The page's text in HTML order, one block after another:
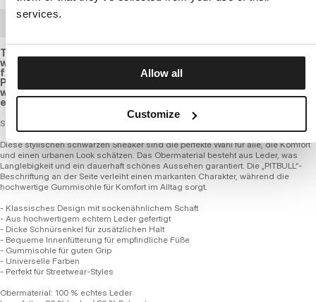
services.
Allow all
Customize
These stylish white sneakers are the perfect choice for those
who value comfort and an urban look. the upper is crafted
from leather, ensuring durability and a long-lasting look. the
PITBULL lettering on the side adds a distinctive character,
while the high-quality rubber sole ensures comfort for
everyday wear.
Schuhe HOOPER
Diese stylischen schwarzen Sneaker sind die perfekte Wahl für alle, die Komfort
und einen urbanen Look schätzen. Das Obermaterial besteht aus Leder, was
Langlebigkeit und ein dauerhaft schönes Aussehen garantiert. Die „PITBULL“-
Beschriftung an der Seite verleiht einen markanten Charakter, während die
hochwertige Gummisohle für Komfort im Alltag sorgt.
- Klassisches Design mit sockenähnlichem Schaft
- Aus hochwertigem echtem Leder gefertigt
- Dicke Schnürsenkel für zusätzlichen Halt
- Bequeme Innenfütterung für empfindliche Füße
- Gummisohle für guten Grip
- Universelle Farben
- Perfekt für Streetwear-Styles
Obermaterial: 100 % echtes Leder